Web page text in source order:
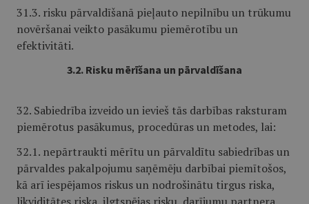
31.3. risku pārvaldīšanā pieļauto nepilnību un trūkumu
novēršanai veikto pasākumu piemērotību un
efektivitāti.
3.2. Risku mērīšana un pārvaldīšana
32. Sabiedrība izveido un ievieš tās darbības raksturam
piemērotus pasākumus, procedūras un metodes, lai:
32.1. nepārtraukti mērītu un pārvaldītu sabiedrības un
pārvaldes pakalpojumu saņēmēju darbībai piemītošos,
kā arī iespējamos riskus un nodrošinātu tirgus riska,